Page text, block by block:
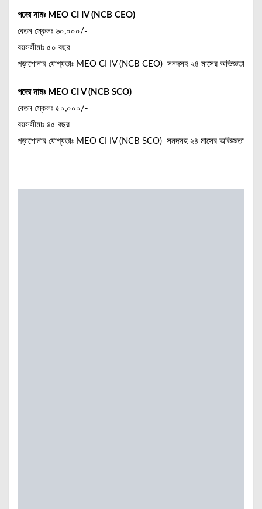
পদের নামঃ MEO CI IV (NCB CEO)
বেতন স্কেলঃ ৬০,০০০/-
বয়সসীমাঃ ৫০ বছর
পড়াশোনার যোগ্যতাঃ MEO CI IV (NCB CEO) সনদসহ ২৪ মাসের অভিজ্ঞতা
পদের নামঃ MEO CI V (NCB SCO)
বেতন স্কেলঃ ৫০,০০০/-
বয়সসীমাঃ ৪৫ বছর
পড়াশোনার যোগ্যতাঃ MEO CI IV (NCB SCO) সনদসহ ২৪ মাসের অভিজ্ঞতা